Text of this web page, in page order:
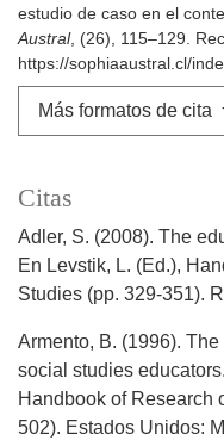
estudio de caso en el
Austral, (26), 115–129.
https://sophiaaustral.cl/
Más formatos de cita
Citas
Adler, S. (2008). The
En Levstik, L. (Ed.),
Studies (pp. 329-351).
Armento, B. (1996).
social studies
Handbook of Research
502). Estados Unidos: